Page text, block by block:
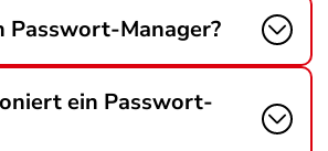
Passwort-Manager?
ein Passwort-